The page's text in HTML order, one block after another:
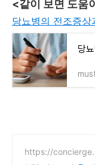
<같이 보면 도움
당뇨병의 전조증상
당
https://